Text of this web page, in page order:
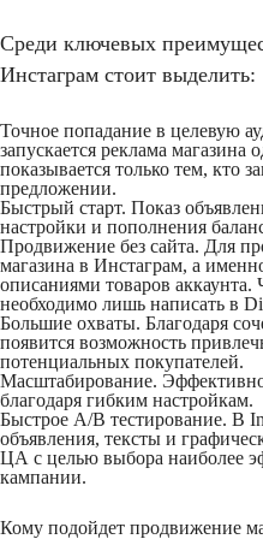
Среди ключевых
Инстаграм стоит выделить:
Точное попадание в целевую
запускается реклама
показывается только тем, кто
предложении.
Быстрый старт. Показ
настройки и пополнения
Продвижение без сайта. Для
магазина в Инстаграм, a
описаниями товаров
необходимо лишь написать в
Большие охваты. Благодаря
появится возможность
потенциальных покупателей.
Масштабирование.
благодаря гибким настройкам.
Быстрое A/B тестирование. В
объявления, тексты и
ЦА с целью выбора наиболее
кампании.
Кому подойдет продвижение